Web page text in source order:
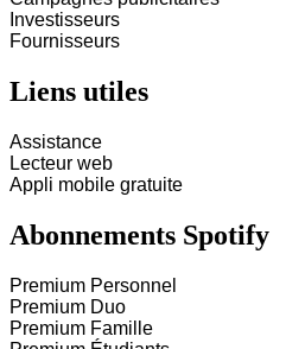
Investisseurs
Fournisseurs
Liens utiles
Assistance
Lecteur web
Appli mobile gratuite
Abonnements Spotify
Premium Personnel
Premium Duo
Premium Famille